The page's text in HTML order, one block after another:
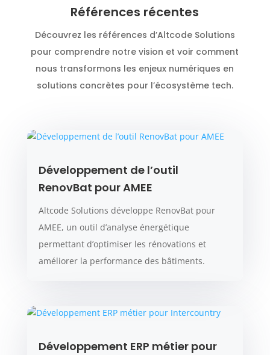
Références récentes
Découvrez les références d’Altcode Solutions
pour comprendre notre vision et voir comment
nous transformons les enjeux numériques en
solutions concrètes pour l’écosystème tech.
Développement de l’outil
RenovBat pour AMEE
Altcode Solutions développe RenovBat pour
AMEE, un outil d’analyse énergétique
permettant d’optimiser les rénovations et
améliorer la performance des bâtiments.
Développement ERP métier pour